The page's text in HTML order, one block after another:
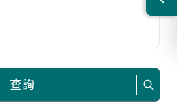
查詢